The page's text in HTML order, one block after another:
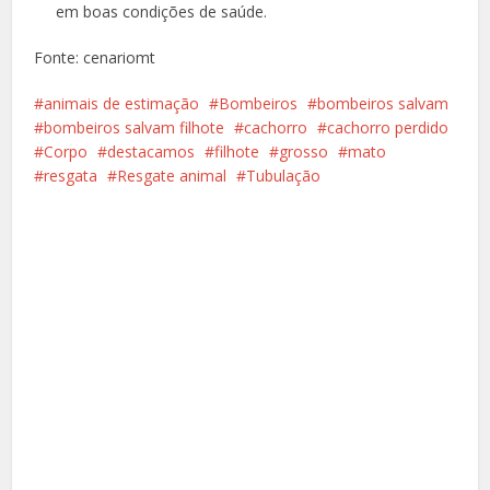
em boas condições de saúde.
Fonte: cenariomt
animais de estimação Bombeiros
bombeiros salvam
bombeiros salvam filhote
cachorro
cachorro perdido
Corpo
destacamos filhote grosso
mato
resgata
Resgate animal Tubulação